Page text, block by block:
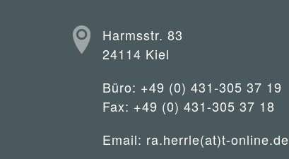
Harmsstr. 83
24114 Kiel
Büro: +49 (0) 431-305 37 19
Fax: +49 (0) 431-305 37 18
Email: ra.herrle(at)t-online.de